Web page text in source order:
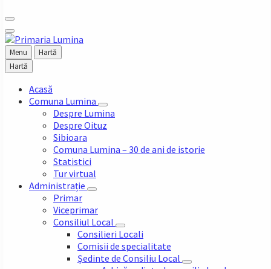
Menu
Hartă
Hartă
Acasă
Comuna Lumina
Despre Lumina
Despre Oituz
Sibioara
Comuna Lumina – 30 de ani de istorie
Statistici
Tur virtual
Administrație
Primar
Viceprimar
Consiliul Local
Consilieri Locali
Comisii de specialitate
Ședinte de Consiliu Local